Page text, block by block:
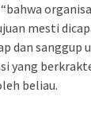
“bahwa
mesti
dan sanggup
yang
beliau.